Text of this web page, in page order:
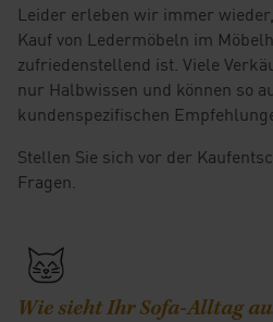
Leider erleben wir immer
Kauf von Ledermöbeln im
zufriedenstellend ist. Viele
nur Halbwissen und können so
kundenspezifischen
Stellen Sie sich vor der
Fragen.
Wie sieht Ihr Sofa-Alltag